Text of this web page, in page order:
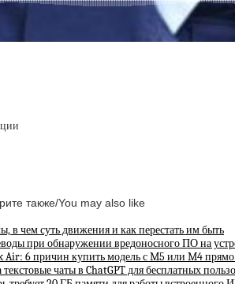
также/You may also like
в чем суть движения и как перестать им быть
при обнаружении вредоносного ПО на
6 причин купить модель с M5 или M4 прямо
чаты в ChatGPT для бесплатных